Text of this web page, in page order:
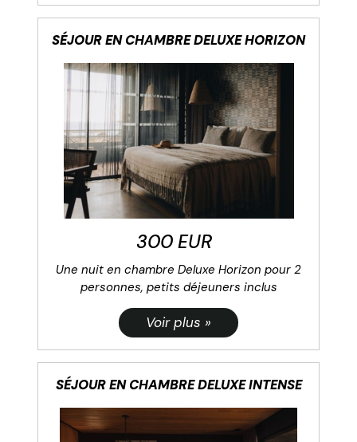
SÉJOUR EN CHAMBRE DELUXE HORIZON
300 EUR
Une nuit en chambre Deluxe Horizon pour 2
personnes, petits déjeuners inclus
SÉJOUR EN CHAMBRE DELUXE INTENSE